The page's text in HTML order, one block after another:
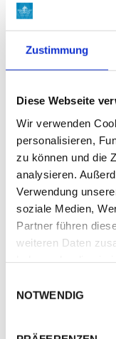
Zustimmung
Diese Webseite
Wir verwenden
personalisieren,
zu können und die
analysieren.
Verwendung
soziale Medien,
Partner führen
weiteren Daten
NOTWENDIG
Region entdecken
ASTI